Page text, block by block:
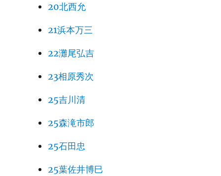
20北西允
21浜本万三
22灘尾弘吉
23相原秀次
25吉川清
25森滝市郎
25石田忠
25葉佐井博巳